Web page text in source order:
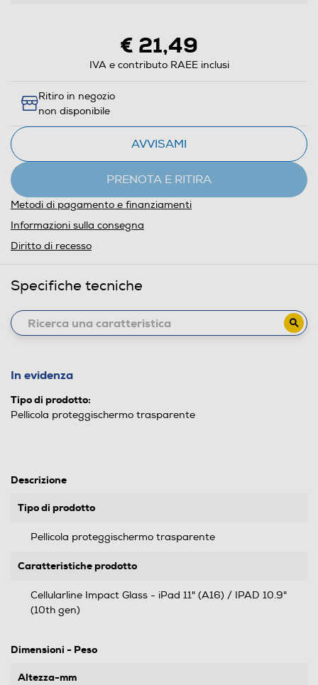
€ 21,49
IVA e contributo RAEE inclusi
Ritiro in negozio
non disponibile
AVVISAMI
PRENOTA E RITIRA
Metodi di pagamento e finanziamenti
Informazioni sulla consegna
Diritto di recesso
Specifiche tecniche
In evidenza
Tipo di prodotto:
Pellicola proteggischermo trasparente
Descrizione
Tipo di prodotto
Pellicola proteggischermo trasparente
Caratteristiche prodotto
Cellularline Impact Glass - iPad 11" (A16) / IPAD 10.9"
(10th gen)
Dimensioni - Peso
Altezza-mm